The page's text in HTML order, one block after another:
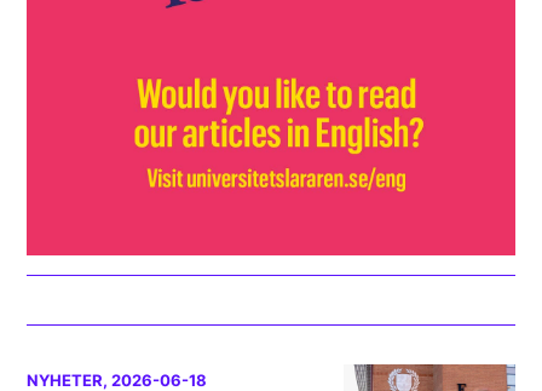
NYHETER, 2026-06-18